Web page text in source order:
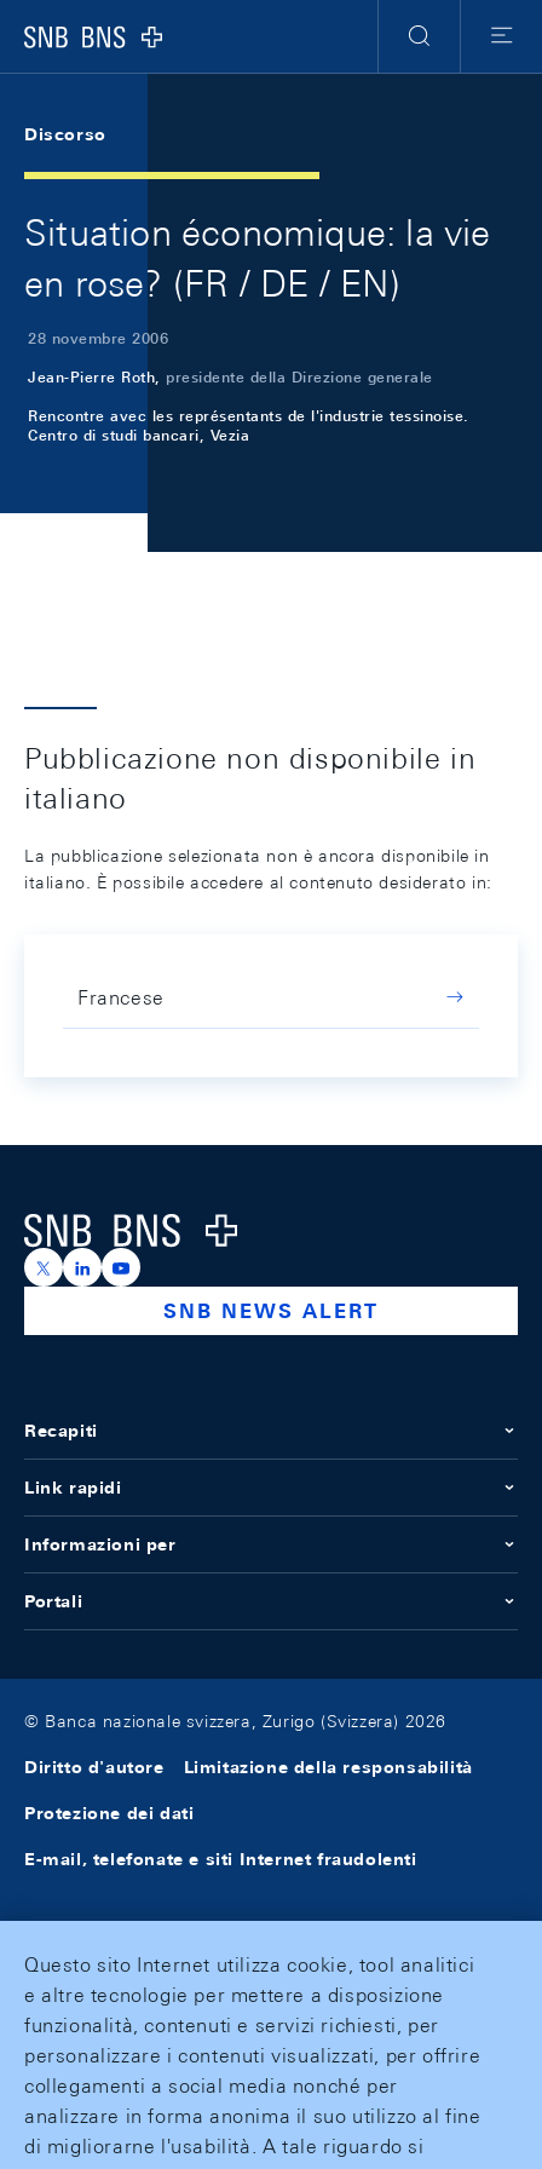
Logo
Ricerca
Menu
Discorso
Situation économique: la vie
en rose? (FR / DE / EN)
28 novembre 2006
Jean-Pierre Roth, presidente della Direzione generale
Rencontre avec les représentants de l'industrie tessinoise.
Centro di studi bancari, Vezia
Pubblicazione non disponibile in
italiano
La pubblicazione selezionata non è ancora disponibile in
italiano. È possibile accedere al contenuto desiderato in:
Francese
Logo
https://x.com/snb_bns
https://ch.linkedin.com/company/swiss-national-
https://www.youtube.com/@swissnationalbank
SNB NEWS ALERT
Recapiti
Link rapidi
Informazioni per
Portali
© Banca nazionale svizzera, Zurigo (Svizzera) 2026
Diritto d'autore Limitazione della responsabilità
Protezione dei dati
E-mail, telefonate e siti Internet fraudolenti
Questo sito Internet utilizza cookie, tool analitici
e altre tecnologie per mettere a disposizione
funzionalità, contenuti e servizi richiesti, per
personalizzare i contenuti visualizzati, per offrire
collegamenti a social media nonché per
analizzare in forma anonima il suo utilizzo al fine
di migliorarne l'usabilità. A tale riguardo si